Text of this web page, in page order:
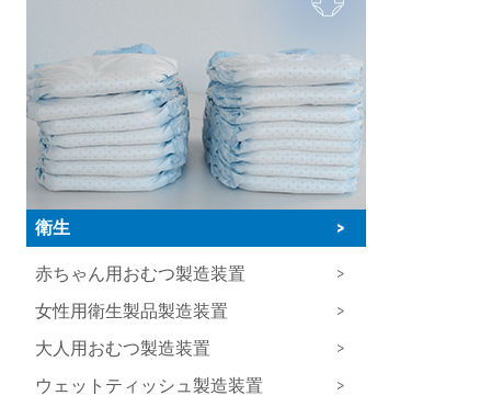
衛生 >
赤ちゃん用おむつ製造装置
>
女性用衛生製品製造装置
>
大人用おむつ製造装置
>
ウェットティッシュ製造装置
>